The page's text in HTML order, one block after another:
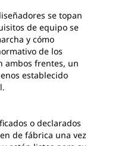
se topan
de equipo se
y cómo
de los
ambos frentes, un
establecido
o declarados
de fábrica una vez